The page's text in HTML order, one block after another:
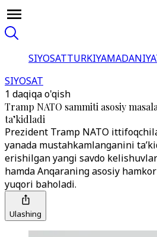
SIYOSATTURKIYA
SIYOSAT
1 daqiqa o'qish
Tramp NATO sammiti asosiy
ta’kidladi
Prezident Tramp NATO
yanada mustahkamlanganini
erishilgan yangi savdo
hamda Anqaraning asosiy
yuqori baholadi.
Ulashing